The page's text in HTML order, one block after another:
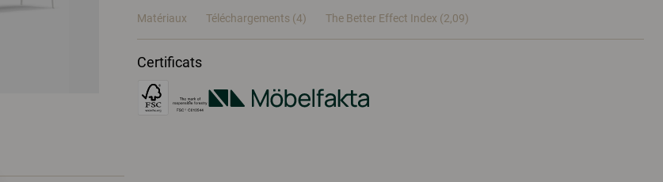
Matériaux Téléchargements (4) The Better Effect Index (2,09)
Certificats